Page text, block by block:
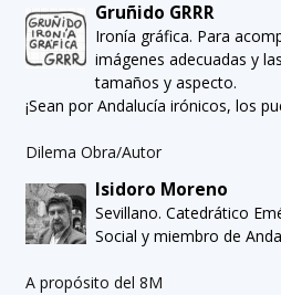
Gruñido GRRR
Ironía gráfica. Para
imágenes adecuadas y
tamaños y aspecto.
¡Sean por Andalucía irónicos, los
Dilema Obra/Autor
Isidoro Moreno
Sevillano. Catedrático
Social y miembro de
A propósito del 8M